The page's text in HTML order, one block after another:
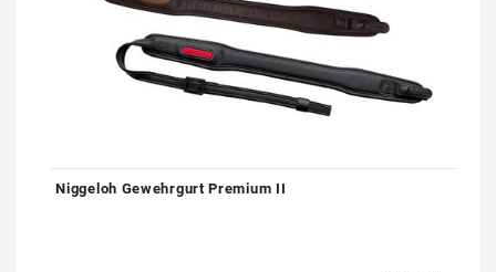
Niggeloh Gewehrgurt Premium II